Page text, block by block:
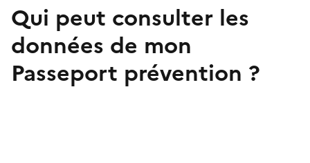
Qui peut consulter les
données de mon
Passeport prévention ?